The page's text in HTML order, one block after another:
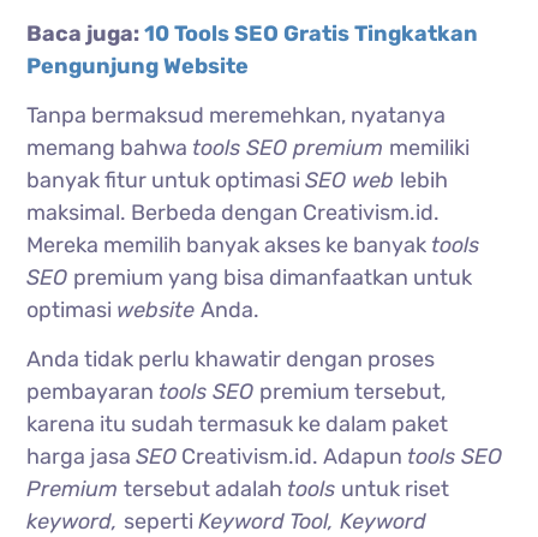
Baca juga: 10 Tools SEO Gratis Tingkatkan
Pengunjung Website
Tanpa bermaksud meremehkan, nyatanya
memang bahwa tools SEO premium memiliki
banyak fitur untuk optimasiSEO web lebih
maksimal. Berbeda dengan Creativism.id.
Mereka memilih banyak akses ke banyak tools
SEO premium yang bisa dimanfaatkan untuk
optimasi websiteAnda.
Anda tidak perlu khawatir dengan proses
pembayaran tools SEO premium tersebut,
karena itu sudah termasuk ke dalam paket
harga jasaSEO Creativism.id. Adapun tools SEO
Premiumtersebut adalah tools untuk riset
keyword, sepertiKeyword Tool, Keyword